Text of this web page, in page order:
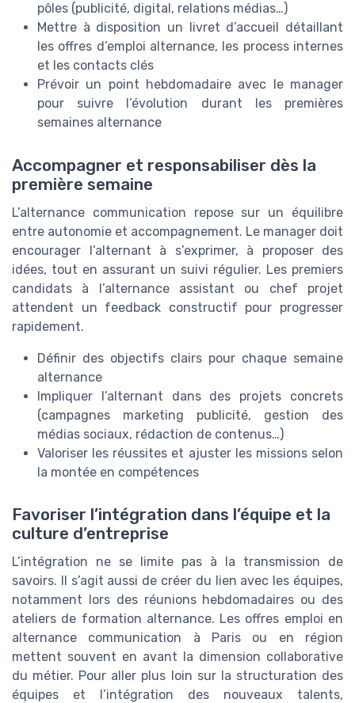
pôles (publicité, digital, relations médias…)
Mettre à disposition un livret d’accueil détaillant
les offres d’emploi alternance, les process internes
et les contacts clés
Prévoir un point hebdomadaire avec le manager
pour suivre l’évolution durant les premières
semaines alternance
Accompagner et responsabiliser dès la
première semaine
L’alternance communication repose sur un équilibre
entre autonomie et accompagnement. Le manager doit
encourager l’alternant à s’exprimer, à proposer des
idées, tout en assurant un suivi régulier. Les premiers
candidats à l’alternance assistant ou chef projet
attendent un feedback constructif pour progresser
rapidement.
Définir des objectifs clairs pour chaque semaine
alternance
Impliquer l’alternant dans des projets concrets
(campagnes marketing publicité, gestion des
médias sociaux, rédaction de contenus…)
Valoriser les réussites et ajuster les missions selon
la montée en compétences
Favoriser l’intégration dans l’équipe et la
culture d’entreprise
L’intégration ne se limite pas à la transmission de
savoirs. Il s’agit aussi de créer du lien avec les équipes,
notamment lors des réunions hebdomadaires ou des
ateliers de formation alternance. Les offres emploi en
alternance communication à Paris ou en région
mettent souvent en avant la dimension collaborative
du métier. Pour aller plus loin sur la structuration des
équipes et l’intégration des nouveaux talents,